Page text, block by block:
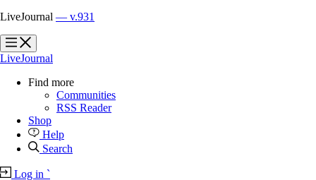
LiveJournal — v.931
?
?
LiveJournal
Find more
Communities
RSS Reader
Shop
Help
Search
Log in `